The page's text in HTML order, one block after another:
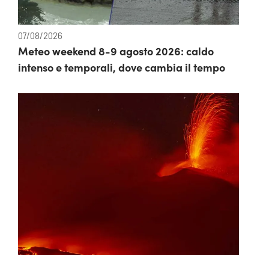
07/08/2026
Meteo weekend 8-9 agosto 2026: caldo
intenso e temporali, dove cambia il tempo